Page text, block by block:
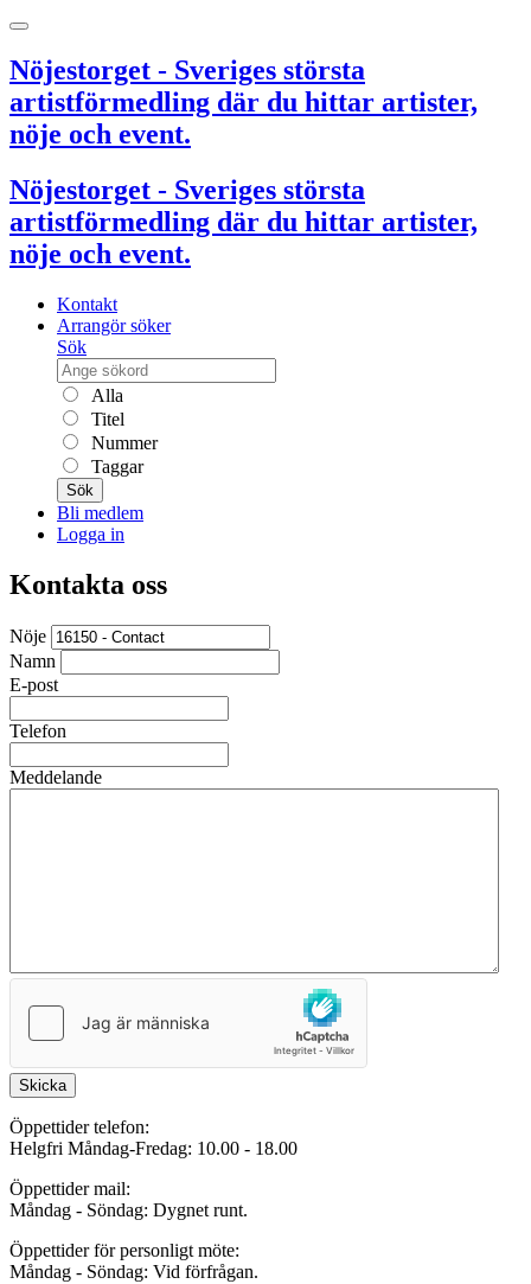
Nöjestorget - Sveriges största
artistförmedling där du hittar artister,
nöje och event.
Nöjestorget - Sveriges största
artistförmedling där du hittar artister,
nöje och event.
Kontakt
Arrangör söker
Sök
Alla
Titel
Nummer
Taggar
Sök
Bli medlem
Logga in
Kontakta oss
Nöje
Namn
E-post
Telefon
Meddelande
Skicka
Öppettider telefon:
Helgfri Måndag-Fredag: 10.00 - 18.00
Öppettider mail:
Måndag - Söndag: Dygnet runt.
Öppettider för personligt möte:
Måndag - Söndag: Vid förfrågan.